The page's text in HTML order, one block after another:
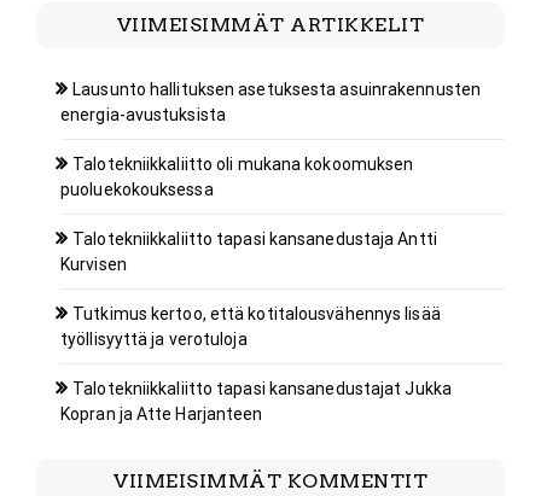
VIIMEISIMMÄT ARTIKKELIT
Lausunto hallituksen asetuksesta asuinrakennusten
energia-avustuksista
Talotekniikkaliitto oli mukana kokoomuksen
puoluekokouksessa
Talotekniikkaliitto tapasi kansanedustaja Antti
Kurvisen
Tutkimus kertoo, että kotitalousvähennys lisää
työllisyyttä ja verotuloja
Talotekniikkaliitto tapasi kansanedustajat Jukka
Kopran ja Atte Harjanteen
VIIMEISIMMÄT KOMMENTIT